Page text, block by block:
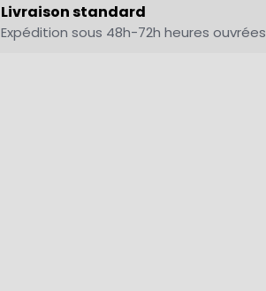
Livraison standard
Expédition sous 48h-72h heures ouvrées